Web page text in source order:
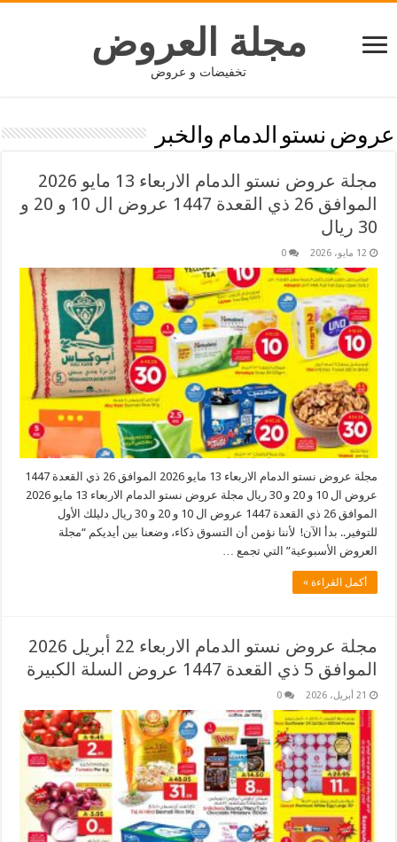
مجلة العروض
تخفيضات و عروض
عروض نستو الدمام والخبر
مجلة عروض نستو الدمام الاربعاء 13 مايو 2026
الموافق 26 ذي القعدة 1447 عروض ال 10 و 20 و
30 ريال
12 مايو، 2026 0
مجلة عروض نستو الدمام الاربعاء 13 مايو 2026 الموافق 26 ذي القعدة 1447
عروض ال 10 و 20 و 30 ريال مجلة عروض نستو الدمام الاربعاء 13 مايو 2026
الموافق 26 ذي القعدة 1447 عروض ال 10 و 20 و 30 ريال دليلك الأول
للتوفير.. بدأ الآن! لأننا نؤمن أن التسوق ذكاء، وضعنا بين أيديكم “مجلة
العروض الأسبوعية” التي تجمع …
أكمل القراءة »
مجلة عروض نستو الدمام الاربعاء 22 أبريل 2026
الموافق 5 ذي القعدة 1447 عروض السلة الكبيرة
21 أبريل، 2026 0